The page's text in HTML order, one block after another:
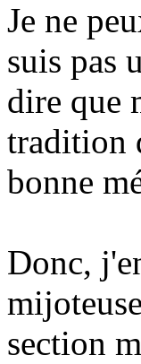
Je ne
suis pas
dire que
tradition
bonne
Donc,
section